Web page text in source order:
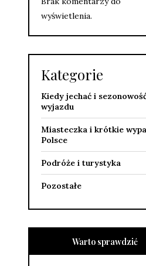
wyświetlenia.
Kategorie
Kiedy jechać i
wyjazdu
Miasteczka i krótkie
Polsce
Podróże i turystyka
Pozostałe
Warto sprawdzić